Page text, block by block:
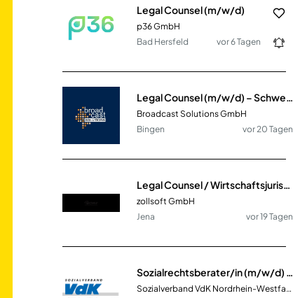
Legal Counsel (m/w/d)
p36 GmbH
Bad Hersfeld
vor 6 Tagen
Broadcast Solutions GmbH
Bingen
vor 20 Tagen
Legal Counsel / Wirtschaftsjurist:in (m/w/d) – Schwerpunkt Vertrags-, Haftungs- & Gesellschaftsrecht
zollsoft GmbH
Jena
vor 19 Tagen
Sozialverband VdK Nordrhein-Westfalen e.V.